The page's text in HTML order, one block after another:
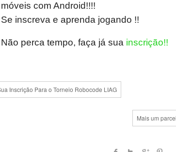
móveis com Android!!!!
Se inscreva e aprenda jogando !!
Não perca tempo, faça já sua inscrição!!
Inscrição Para o Torneio Robocode LIAG
Mais um